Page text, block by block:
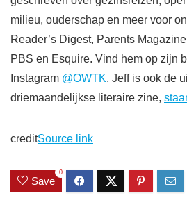
milieu, ouderschap en meer voor
Reader’s Digest, Parents
PBS en Esquire. Vind hem op zijn
Instagram @OWTK. Jeff is ook de
driemaandelijkse literaire zine,
creditSource link
Save
0